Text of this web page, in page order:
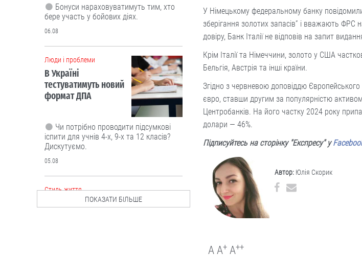
У Німецькому федеральному банку
зберігання золотих запасів” і вважають
довіру, Банк Італії не відповів на запит
Крім Італії та Німеччини, золото у США
Бельгія, Австрія та інші країни.
Згідно з червневою доповіддю
євро, ставши другим за популярністю
Центробанків. На його частку 2024 року
долари — 46%.
Підписуйтесь на сторінку "Експресу" у
Автор: Юлія Скорик
A A+ A++
Бонуси нараховуватимуть тим, хто
бере участь у бойових діях.
06.08
Люди і проблеми
В Україні
тестуватимуть новий
формат ДПА
Чи потрібно проводити підсумкові
іспити для учнів 4-х, 9-х та 12 класів?
Дискутуємо.
05.08
Cтиль життя
ПОКАЗАТИ БІЛЬШЕ